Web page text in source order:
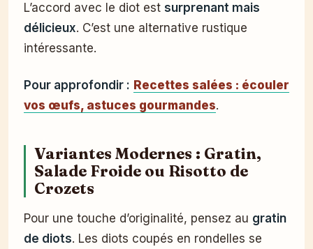
L’accord avec le diot est surprenant mais
délicieux. C’est une alternative rustique
intéressante.
Pour approfondir : Recettes salées : écouler
vos œufs, astuces gourmandes.
Variantes Modernes : Gratin,
Salade Froide ou Risotto de
Crozets
Pour une touche d’originalité, pensez au gratin
de diots. Les diots coupés en rondelles se